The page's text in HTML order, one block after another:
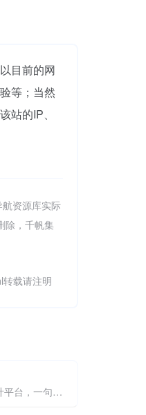
目前的网
等；当然
的IP、
资源库实际
除，千帆集
载请注明
AI影像设计平台，一句话生成专业视觉内容